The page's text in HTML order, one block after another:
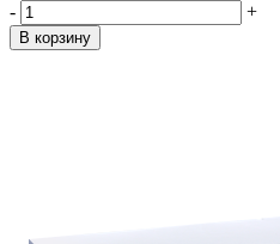
-
+
В корзину